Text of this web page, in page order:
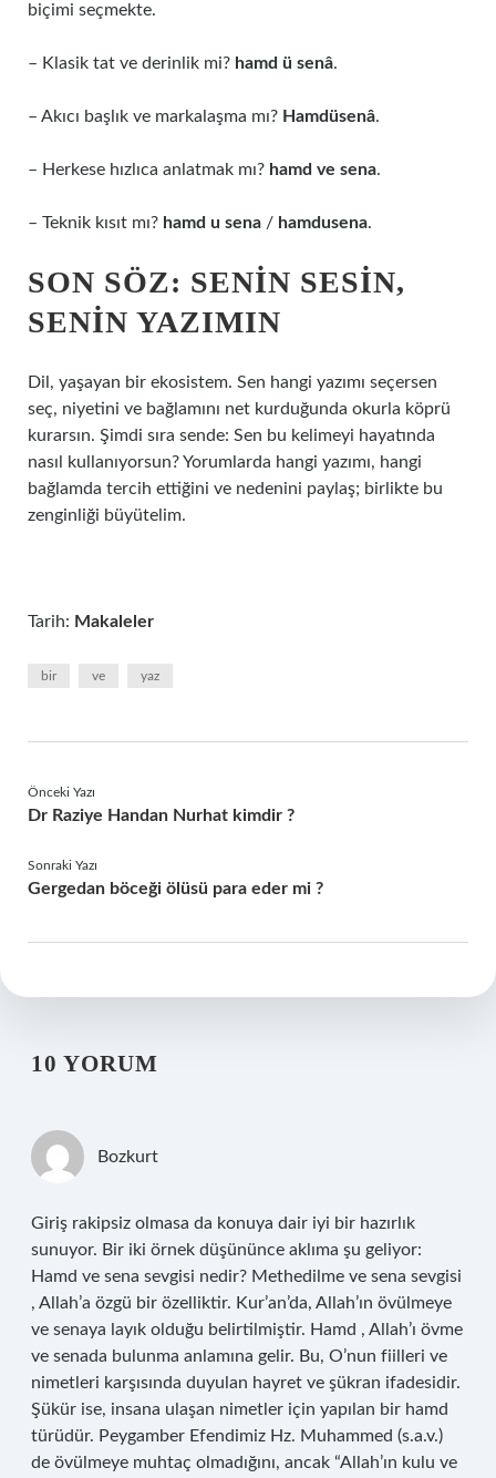
biçimi seçmekte.
– Klasik tat ve derinlik mi? hamd ü senâ.
– Akıcı başlık ve markalaşma mı? Hamdüsenâ.
– Herkese hızlıca anlatmak mı? hamd ve sena.
– Teknik kısıt mı? hamd u sena / hamdusena.
SON SÖZ: SENIN SESIN,
SENIN YAZIMIN
Dil, yaşayan bir ekosistem. Sen hangi yazımı seçersen
seç, niyetini ve bağlamını net kurduğunda okurla köprü
kurarsın. Şimdi sıra sende: Sen bu kelimeyi hayatında
nasıl kullanıyorsun? Yorumlarda hangi yazımı, hangi
bağlamda tercih ettiğini ve nedenini paylaş; birlikte bu
zenginliği büyütelim.
Tarih: Makaleler
bir ve yaz
Önceki Yazı
Dr Raziye Handan Nurhat kimdir ?
Sonraki Yazı
Gergedan böceği ölüsü para eder mi ?
10 YORUM
Bozkurt
Giriş rakipsiz olmasa da konuya dair iyi bir hazırlık
sunuyor. Bir iki örnek düşününce aklıma şu geliyor:
Hamd ve sena sevgisi nedir? Methedilme ve sena sevgisi
, Allah’a özgü bir özelliktir. Kur’an’da, Allah’ın övülmeye
ve senaya layık olduğu belirtilmiştir. Hamd , Allah’ı övme
ve senada bulunma anlamına gelir. Bu, O’nun fiilleri ve
nimetleri karşısında duyulan hayret ve şükran ifadesidir.
Şükür ise, insana ulaşan nimetler için yapılan bir hamd
türüdür. Peygamber Efendimiz Hz. Muhammed (s.a.v.)
de övülmeye muhtaç olmadığını, ancak “Allah’ın kulu ve